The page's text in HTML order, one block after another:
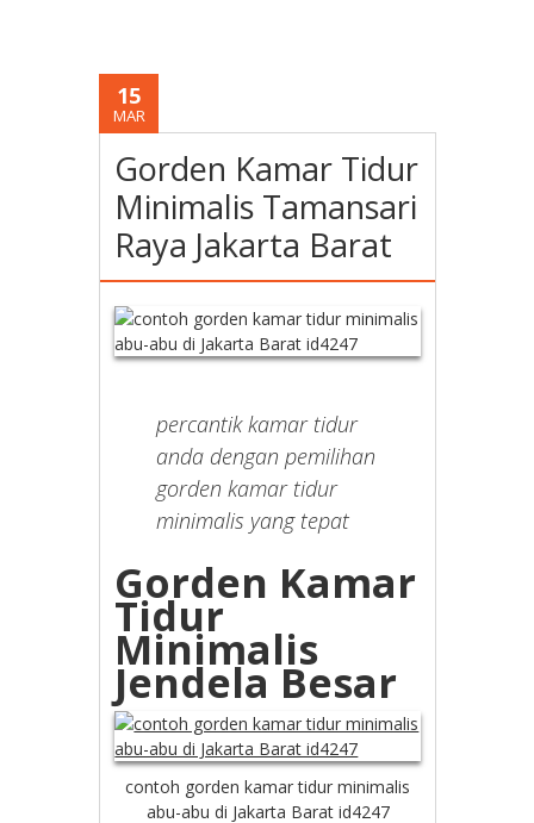
15
MAR
Gorden Kamar Tidur
Minimalis Tamansari
Raya Jakarta Barat
percantik kamar tidur
anda dengan pemilihan
gorden kamar tidur
minimalis yang tepat
Gorden Kamar
Tidur
Minimalis
Jendela Besar
contoh gorden kamar tidur minimalis
abu-abu di Jakarta Barat id4247